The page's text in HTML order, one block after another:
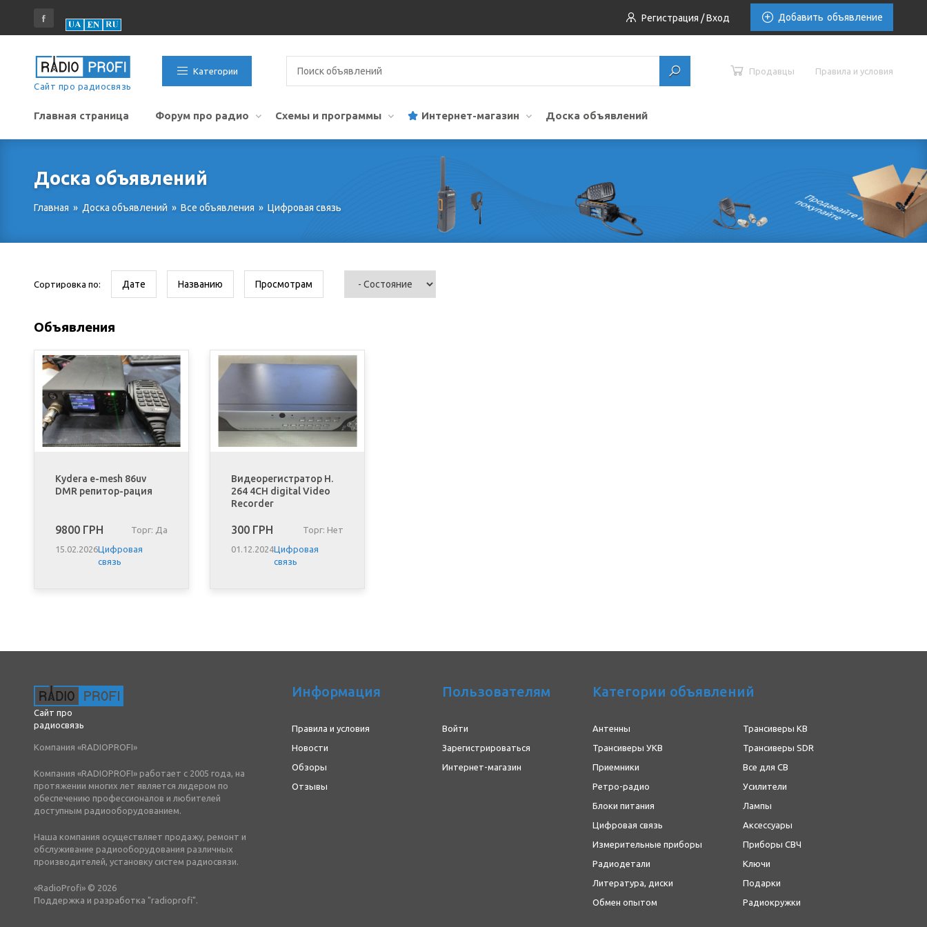
Регистрация / Вход Добавить объявление
Сайт про радиосвязь
Категории Продавцы Правила и условия
Главная страница Форум про радио Схемы и программы Интернет-магазин Доска объявлений
Доска объявлений
Главная » Доска объявлений » Все объявления » Цифровая связь
Сортировка по: Дате Названию Просмотрам
Объявления
Kydera e-mesh 86uv
DMR репитор-рация
9800 ГРН
Торг: Да
15.02.2026Цифровая
связь
Видеорегистратор H.
264 4CH digital Video
Recorder
300 ГРН
Торг: Нет
01.12.2024Цифровая
связь
Сайт про
радиосвязь
Компания «RADIOPROFI»
Компания «RADIOPROFI» работает с 2005 года, на
протяжении многих лет является лидером по
обеспечению профессионалов и любителей
доступным радиооборудованием.
Наша компания осуществляет продажу, ремонт и
обслуживание радиооборудования различных
производителей, установку систем радиосвязи.
«RadioProfi» © 2026
Поддержка и разработка "radioprofi".
Информация
Правила и условия
Новости
Обзоры
Отзывы
Пользователям
Войти
Зарегистрироваться
Интернет-магазин
Категории объявлений
Антенны
Трансиверы КВ
Трансиверы УКВ
Трансиверы SDR
Приемники
Все для CB
Ретро-радио
Усилители
Блоки питания
Лампы
Цифровая связь
Аксессуары
Измерительные приборы
Приборы СВЧ
Радиодетали
Ключи
Литература, диски
Подарки
Обмен опытом
Радиокружки